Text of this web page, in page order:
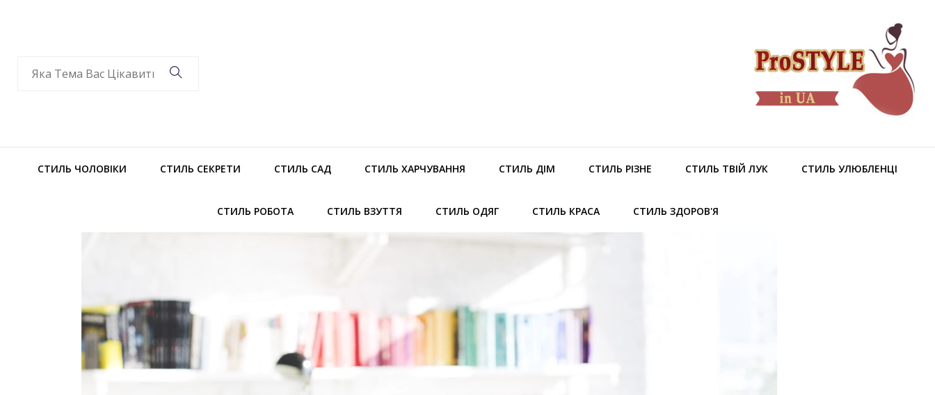
СТИЛЬ ЧОЛОВІКИ СТИЛЬ СЕКРЕТИ СТИЛЬ САД СТИЛЬ ХАРЧУВАННЯ СТИЛЬ ДІМ СТИЛЬ РІЗНЕ СТИЛЬ ТВІЙ ЛУК СТИЛЬ УЛЮБЛЕНЦІ
СТИЛЬ РОБОТА СТИЛЬ ВЗУТТЯ СТИЛЬ ОДЯГ СТИЛЬ КРАСА СТИЛЬ ЗДОРОВ'Я